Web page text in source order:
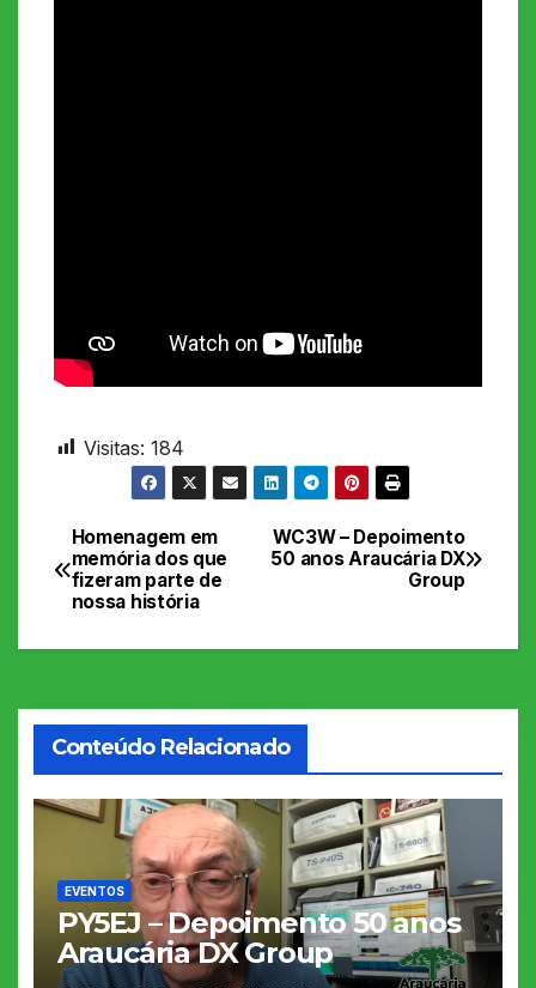
Visitas: 184
Navegação
de
Post
WC3W – Depoimento
50 anos Araucária DX
Group
Homenagem em
memória dos que
fizeram parte de
nossa história
Conteúdo Relacionado
EVENTOS
PY5EJ – Depoimento 50 anos
Araucária DX Group